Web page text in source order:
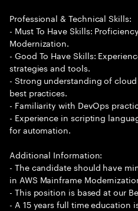
Professional & Technical Skills:
- Must To Have Skills:
Modernization.
- Good To Have Skills:
strategies and tools.
- Strong understanding of
best practices.
- Familiarity with DevOps
- Experience in scripting
for automation.
Additional Information:
- The candidate should have
in AWS Mainframe
- This position is based at our
- A 15 years full time education